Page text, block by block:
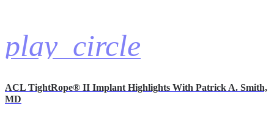
play_circle
ACL TightRope® II Implant Highlights With Patrick A. Smith,
MD